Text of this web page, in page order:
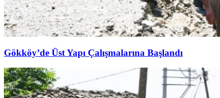
Gökköy’de Üst Yapı Çalışmalarına Başlandı